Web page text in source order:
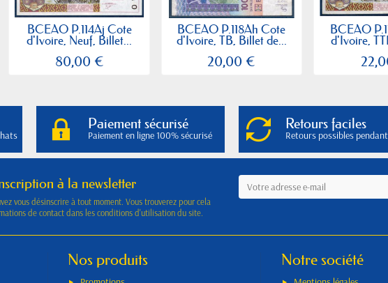
BCEAO P.114Aj Cote
d'Ivoire, Neuf, Billet...
80,00 €
BCEAO P.118Ah Cote
d'Ivoire, TB, Billet de...
20,00 €
BCEAO
d'Ivoire,
Paiement sécurisé
Paiement en ligne 100% sécurisé
Retours faciles
Retours possibles
à la newsletter
vous désinscrire à tout moment. Vous trouverez pour cela
de contact dans les conditions d'utilisation du site.
Nos produits Notre société